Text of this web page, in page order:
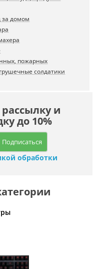
за домом
пожарных
солдатики
и
до 10%
Подписаться
обработки